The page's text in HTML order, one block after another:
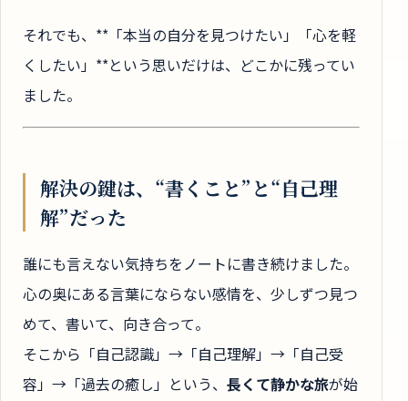
それでも、**「本当の自分を見つけたい」「心を軽
くしたい」**という思いだけは、どこかに残ってい
ました。
解決の鍵は、“書くこと”と“自己理
解”だった
誰にも言えない気持ちをノートに書き続けました。
心の奥にある言葉にならない感情を、少しずつ見つ
めて、書いて、向き合って。
そこから「自己認識」→「自己理解」→「自己受
容」→「過去の癒し」という、 長くて静かな旅が始